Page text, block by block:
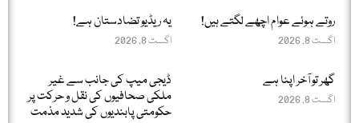
روتے ہوئے عوام اچھے لگتے ہیں!
اگست 8, 2026
یہ ریڈیو تضادستان ہے!
اگست 8, 2026
گھر تو آخر اپنا ہے
اگست 8, 2026
ڈیجی میپ کی جانب سے غیر
ملکی صحافیوں کی نقل و حرکت پر
حکومتی پابندیوں کی شدید مذمت